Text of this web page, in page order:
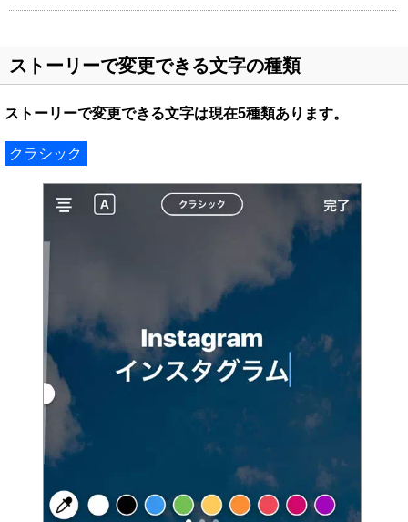
ストーリーで変更できる文字の種類
ストーリーで変更できる文字は現在5種類あります。
クラシック